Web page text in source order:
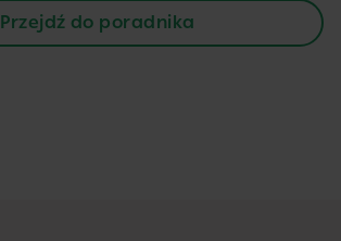
Przejdź do poradnika